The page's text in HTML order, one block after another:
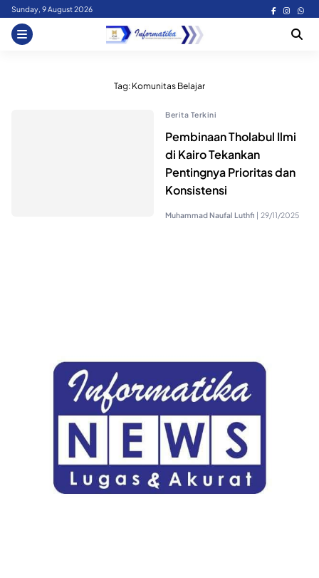
Skip
content
Sunday, 9 August 2026
Tag: Komunitas Belajar
Berita Terkini
Pembinaan Tholabul Ilmi
di Kairo Tekankan
Pentingnya Prioritas dan
Konsistensi
Muhammad Naufal Luthfi | 29/11/2025